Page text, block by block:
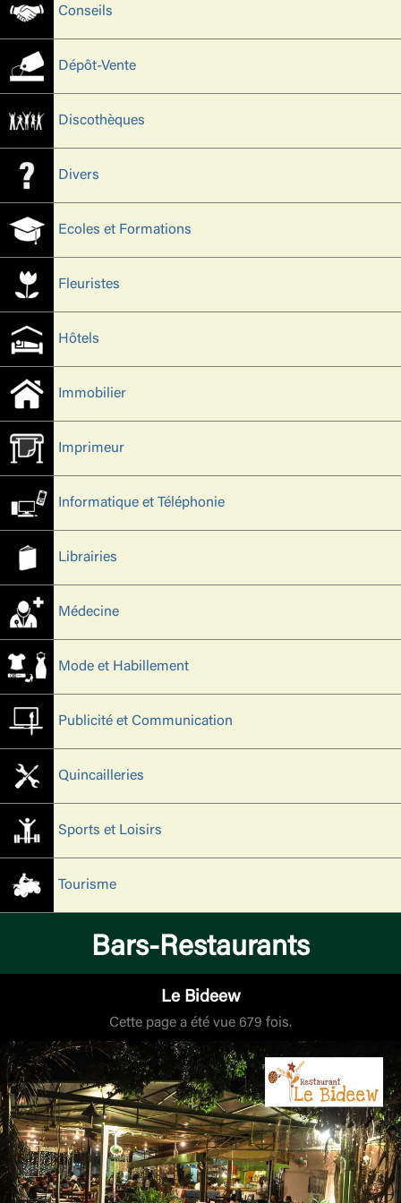
Conseils
Dépôt-Vente
Discothèques
Divers
Ecoles et Formations
Fleuristes
Hôtels
Immobilier
Imprimeur
Informatique et Téléphonie
Librairies
Médecine
Mode et Habillement
Publicité et Communication
Quincailleries
Sports et Loisirs
Tourisme
Bars-Restaurants
Le Bideew
Cette page a été vue 679 fois.